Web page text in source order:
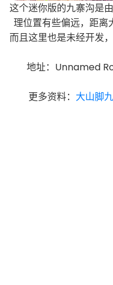
这个迷你版的九寨沟是
理位置有些偏远，距离
而且这里也是未经开发
地址：Unnamed
更多资料： 大山脚